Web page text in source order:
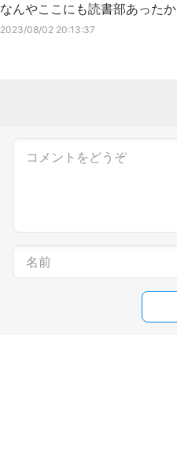
なんやここにも読書部あったか
2023/08/02 20:13:37